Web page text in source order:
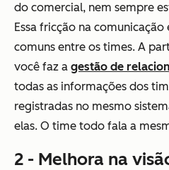
do comercial, nem sempre
Essa fricção na
comuns entre os times. A
você faz a gestão de
todas as informações dos
registradas no mesmo
elas. O time todo fala a
2 - Melhora na